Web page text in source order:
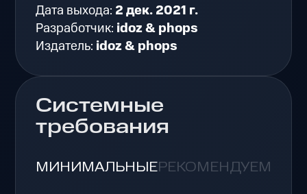
Дата выхода: 2 дек. 2021 г.
Разработчик: idoz & phops
Издатель: idoz & phops
Системные
требования
МИНИМАЛЬНЫЕРЕКОМЕНДУЕМЫЕ